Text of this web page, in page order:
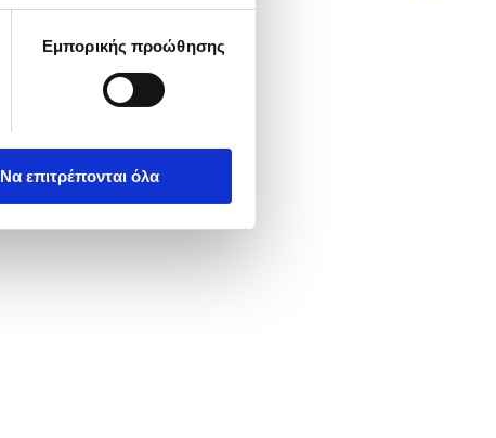
Εμπορικής προώθησης
Να επιτρέπονται όλα